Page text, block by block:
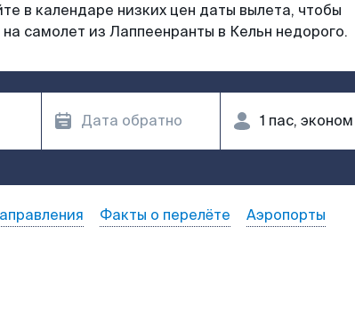
в календаре низких цен даты вылета, чтобы
самолет из Лаппеенранты в Кельн недорого.
Факты о перелёте Аэропорты